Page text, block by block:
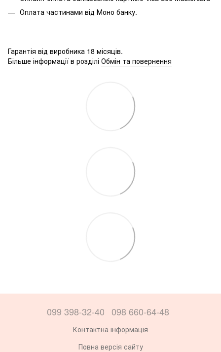
Оплата частинами від Моно банку.
Гарантія від виробника 18 місяців.
Більше інформації в розділі Обмін та повернення
099 398-32-40 098 660-64-48
Контактна інформація
Повна версія сайту